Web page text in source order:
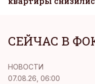
СЕЙЧАС В
НОВОСТИ
07.08.26, 06:00